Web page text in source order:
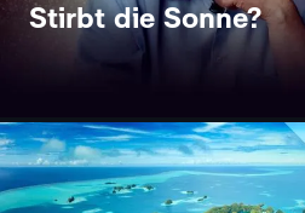
Stirbt die Sonne?